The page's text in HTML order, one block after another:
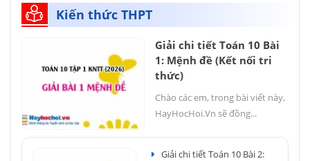
Kiến thức THPT
Giải chi tiết Toán 10 Bài
1: Mệnh đề (Kết nối tri
thức)
Chào các em, trong bài viết này,
HayHocHoi.Vn sẽ đồng...
Giải chi tiết Toán 10 Bài 2: